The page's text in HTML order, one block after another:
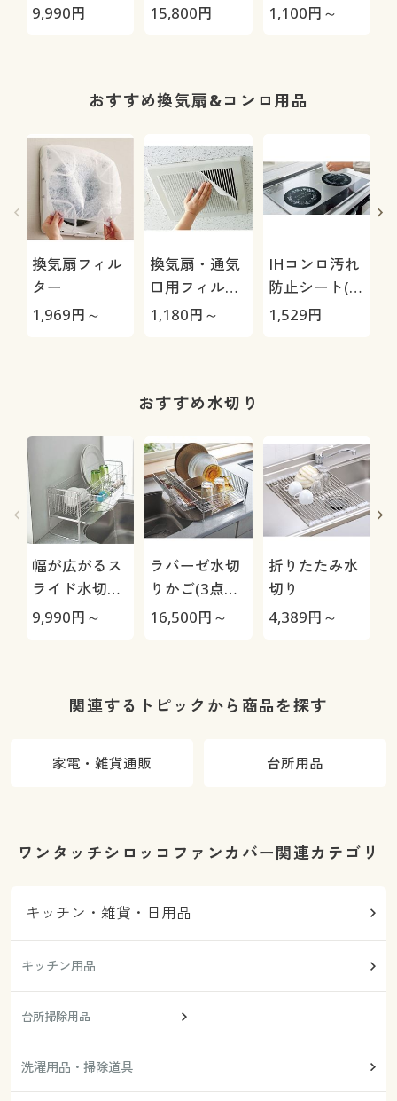
ージョブ®」
9,990円 極-
15,800円
イ/貼るだけカ
1,100円～
おすすめ換気扇&コンロ用品
換気扇フィル
ター
1,969円～
換気扇・通気
口用フィルタ
ー(24枚組)
1,180円～
IHコンロ汚れ
防止シート(2
枚組)
1,529円
おすすめ水切り
幅が広がるス
ライド水切り
(脚高タイプ)/
9,990円～
ラバーゼ水切
りかご(3点セ
ット)
16,500円～
折りたたみ水
切り
4,389円～
関連するトピックから商品を探す
家電・雑貨通販 台所用品
ワンタッチシロッコファンカバー関連カテゴリ
キッチン・雑貨・日用品
キッチン用品
台所掃除用品
洗濯用品・掃除道具